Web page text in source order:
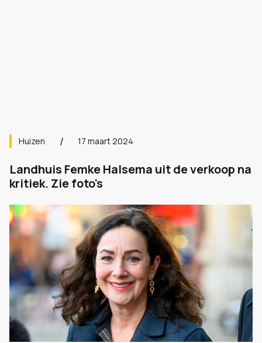
Huizen 17 maart 2024
Landhuis Femke Halsema uit de verkoop na
kritiek. Zie foto's